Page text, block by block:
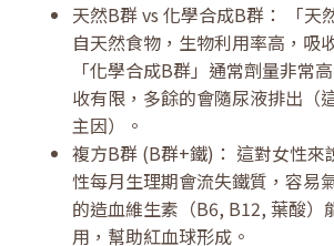
天然B群 vs 化學合成B群： 「天
自天然食物，生物利用率高，吸
「化學合成B群」通常劑量非常
收有限，多餘的會隨尿液排出（
主因）。
複方B群 (B群+鐵)： 這對女性來
性每月生理期會流失鐵質，容易
的造血維生素（B6, B12, 葉酸）
用，幫助紅血球形成。